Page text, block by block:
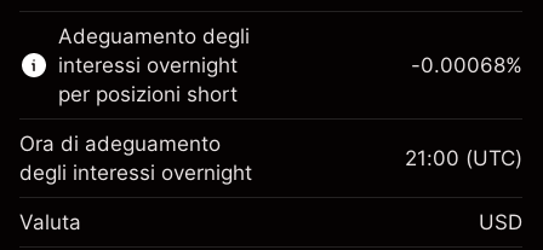
CFD
Knock-out
Margine. Il tuo
$1,000.00
Adeguamento degli
interessi overnight
per posizioni short
-0.00068%
Ora di adeguamento
degli interessi overnight
21:00 (UTC)
Valuta USD